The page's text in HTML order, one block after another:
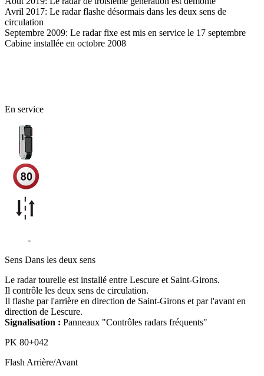
Avril 2017: Le radar flashe désormais dans les deux sens de
circulation
Septembre 2009: Le radar fixe est mis en service le 17 septembre
Cabine installée en octobre 2008
En service
-
Sens Dans les deux sens
Le radar tourelle est installé entre Lescure et Saint-Girons.
Il contrôle les deux sens de circulation.
Il flashe par l'arrière en direction de Saint-Girons et par l'avant en
direction de Lescure.
Signalisation : Panneaux "Contrôles radars fréquents"
PK 80+042
Flash Arrière/Avant